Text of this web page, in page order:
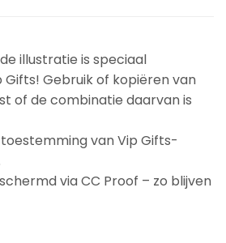
illustratie is speciaal
Gebruik of kopiëren van
of de combinatie daarvan is
van Vip Gifts-
via CC Proof – zo blijven